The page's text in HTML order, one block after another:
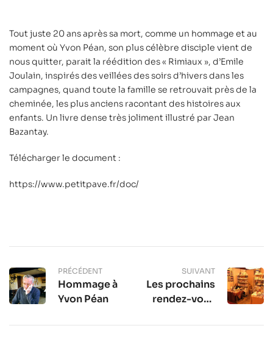
Tout juste 20 ans après sa mort, comme un hommage et au
moment où Yvon Péan, son plus célèbre disciple vient de
nous quitter, parait la réédition des « Rimiaux », d’Emile
Joulain, inspirés des veillées des soirs d’hivers dans les
campagnes, quand toute la famille se retrouvait près de la
cheminée, les plus anciens racontant des histoires aux
enfants. Un livre dense très joliment illustré par Jean
Bazantay.
Télécharger le document :
https://www.petitpave.fr/doc/
PRÉCÉDENT
Hommage à
Yvon Péan
SUIVANT
Les prochains
rendez-vous